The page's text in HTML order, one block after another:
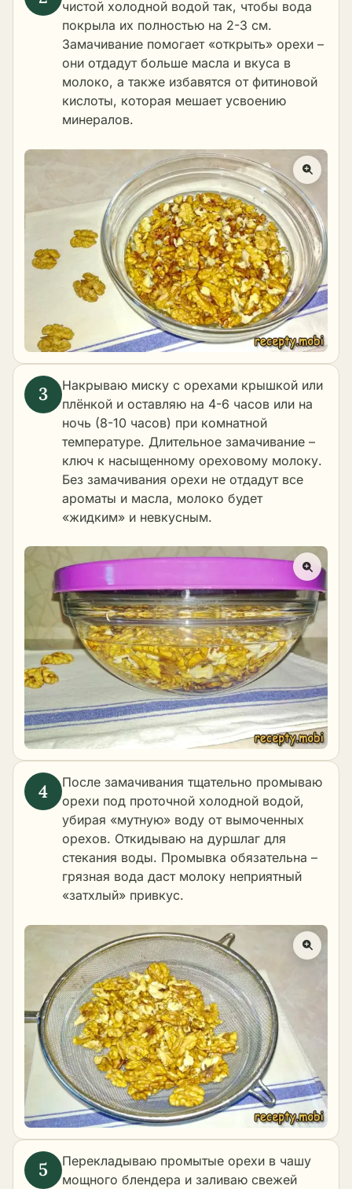
чистой холодной водой так, чтобы вода
покрыла их полностью на 2-3 см.
Замачивание помогает «открыть» орехи –
они отдадут больше масла и вкуса в
молоко, а также избавятся от фитиновой
кислоты, которая мешает усвоению
минералов.
Накрываю миску с орехами крышкой или
плёнкой и оставляю на 4-6 часов или на
ночь (8-10 часов) при комнатной
температуре. Длительное замачивание –
ключ к насыщенному ореховому молоку.
Без замачивания орехи не отдадут все
ароматы и масла, молоко будет
«жидким» и невкусным.
После замачивания тщательно промываю
орехи под проточной холодной водой,
убирая «мутную» воду от вымоченных
орехов. Откидываю на дуршлаг для
стекания воды. Промывка обязательна –
грязная вода даст молоку неприятный
«затхлый» привкус.
Перекладываю промытые орехи в чашу
мощного блендера и заливаю свежей